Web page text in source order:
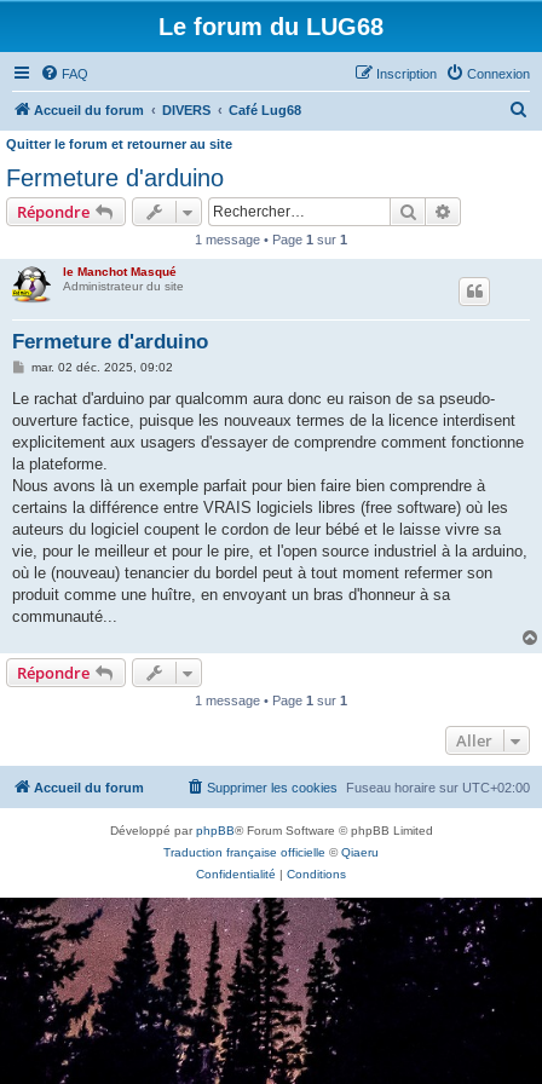
Le forum du LUG68
FAQ Connexion
Inscription
Accueil du forum DIVERS Café Lug68
Quitter le forum et retourner au site
Fermeture d'arduino
Répondre Rechercher
1 message • Page 1 sur 1
le Manchot Masqué
Administrateur du site
Fermeture d'arduino
M
s
a
g
e
mar. 02 déc. 2025, 09:02
Le rachat d'arduino par qualcomm aura donc eu raison de sa pseudo-
ouverture factice, puisque les nouveaux termes de la licence interdisent
explicitement aux usagers d'essayer de comprendre comment fonctionne
la plateforme.
Nous avons là un exemple parfait pour bien faire bien comprendre à
certains la différence entre VRAIS logiciels libres (free software) où les
auteurs du logiciel coupent le cordon de leur bébé et le laisse vivre sa
vie, pour le meilleur et pour le pire, et l'open source industriel à la arduino,
où le (nouveau) tenancier du bordel peut à tout moment refermer son
produit comme une huître, en envoyant un bras d'honneur à sa
communauté...
Répondre
1 message • Page 1 sur 1
Aller
Accueil du forum Fuseau horaire sur UTC+02:00
Supprimer les cookies
Développé parphpBB® Forum Software © phpBB Limited
Traduction française officielle ©Qiaeru
Confidentialité | Conditions